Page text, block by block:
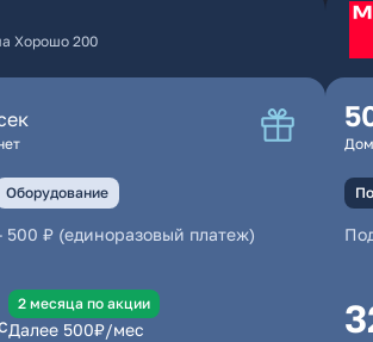
Хорошо 200
Оборудование
500 ₽ (единоразовый платеж)
2 месяцa по акции
Далее 500₽/мес